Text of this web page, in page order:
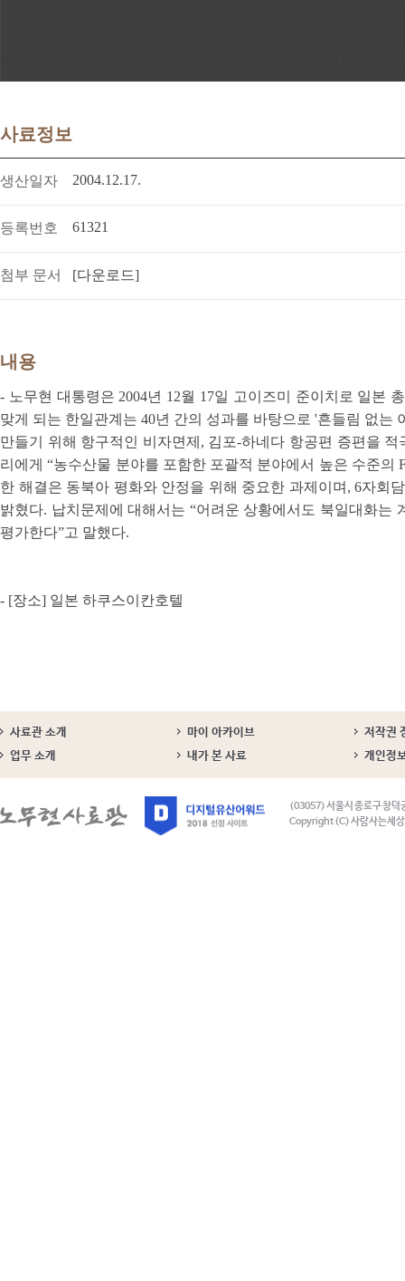
사료정보
생산일자 2004.12.17.
등록번호 61321
첨부 문서 [다운로드]
내용
- 노무현 대통령은 2004년 12월 17일 고이즈미 준이치로 일본
맞게 되는 한일관계는 40년 간의 성과를 바탕으로 '흔들림 없는
만들기 위해 항구적인 비자면제, 김포-하네다 항공편 증편을
리에게 “농수산물 분야를 포함한 포괄적 분야에서 높은 수준
한 해결은 동북아 평화와 안정을 위해 중요한 과제이며, 6자회
밝혔다. 납치문제에 대해서는 “어려운 상황에서도 북일대화
평가한다”고 말했다.
- [장소] 일본 하쿠스이칸호텔
사료관 소개 마이 아카이브
저작권
업무 소개
내가 본 사료 개인정
(03057) 서울시 종로구 창덕
Copyright (C) 사람사는세